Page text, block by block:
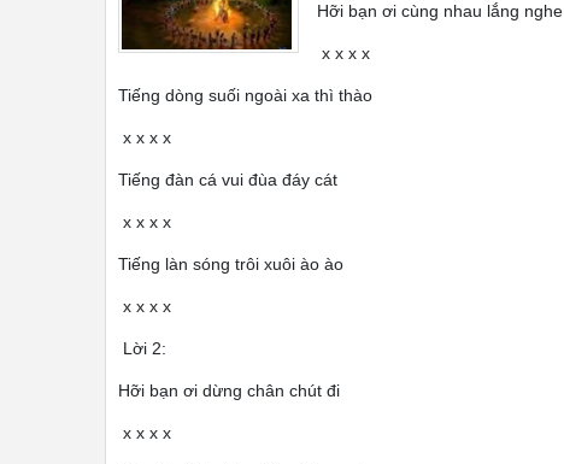
Hỡi bạn ơi cùng nhau lắng nghe
x x x x
Tiếng dòng suối ngoài xa thì thào
x x x x
Tiếng đàn cá vui đùa đáy cát
x x x x
Tiếng làn sóng trôi xuôi ào ào
x x x x
Lời 2:
Hỡi bạn ơi dừng chân chút đi
x x x x